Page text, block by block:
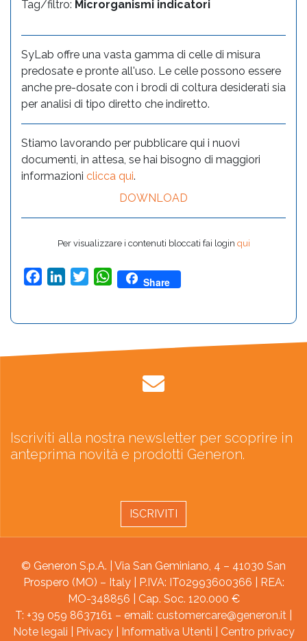
Tag/filtro: Microrganismi indicatori
SyLab offre una vasta gamma di celle di misura
predosate e pronte all'uso. Le celle possono essere
anche pre-dosate con i brodi di coltura desiderati sia
per analisi di tipo diretto che indiretto.
Stiamo lavorando per pubblicare qui i nuovi
documenti, in attesa, se hai bisogno di maggiori
informazioni clicca qui.
DOWNLOAD
Per visualizzare i contenuti bloccati fai login qui
FacebookLinkedInTwitterWhatsApp
Share
Iscriviti alla nostra newsletter per scoprire in
anteprima novità e prodotti Generon.
ISCRIVITI
© Generon S.p.A. | Via San Geminiano, 4 – 41030 San
Prospero (MO) – Italy | P.IVA: IT02993600366 | REA:
MO-348856 | Cap. Soc. 120.000 €
T: +39 059 8637161 – email: customercare@generon.it
Note legali
Privacy| Informativa Utenti Centro privacy